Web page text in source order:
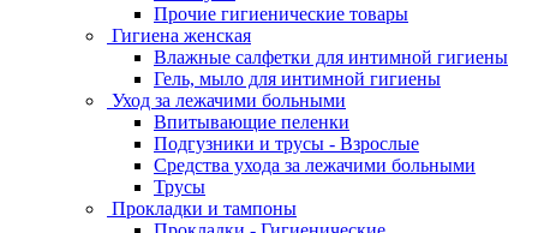
Прочие гигиенические товары
Гигиена женская
Влажные салфетки для интимной гигиены
Гель, мыло для интимной гигиены
Уход за лежачими больными
Впитывающие пеленки
Подгузники и трусы - Взрослые
Средства ухода за лежачими больными
Трусы
Прокладки и тампоны